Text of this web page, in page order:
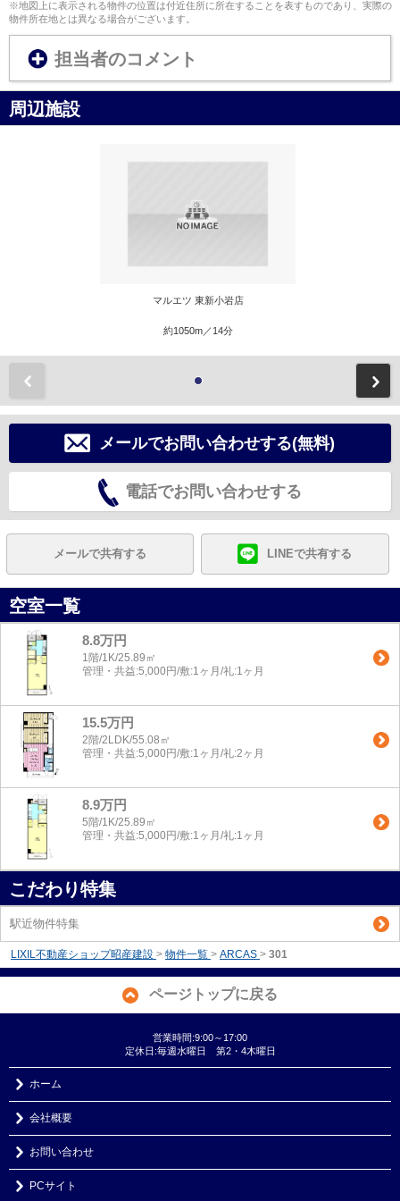
※地図上に表示される物件の位置は付近住所に所在することを表すものであり、実際の
物件所在地とは異なる場合がございます。
担当者のコメント
周辺施設
マルエツ 東新小岩店
約1050m／14分
メールでお問い合わせする(無料)
電話でお問い合わせする
メールで共有する LINEで共有する
空室一覧
8.8万円
1階/1K/25.89㎡
管理・共益:5,000円/敷:1ヶ月/礼:1ヶ月
15.5万円
2階/2LDK/55.08㎡
管理・共益:5,000円/敷:1ヶ月/礼:2ヶ月
8.9万円
5階/1K/25.89㎡
管理・共益:5,000円/敷:1ヶ月/礼:1ヶ月
こだわり特集
駅近物件特集
LIXIL不動産ショップ昭産建設 > 物件一覧 > ARCAS > 301
ページトップに戻る
営業時間:9:00～17:00
定休日:毎週水曜日 第2・4木曜日
ホーム
会社概要
お問い合わせ
PCサイト